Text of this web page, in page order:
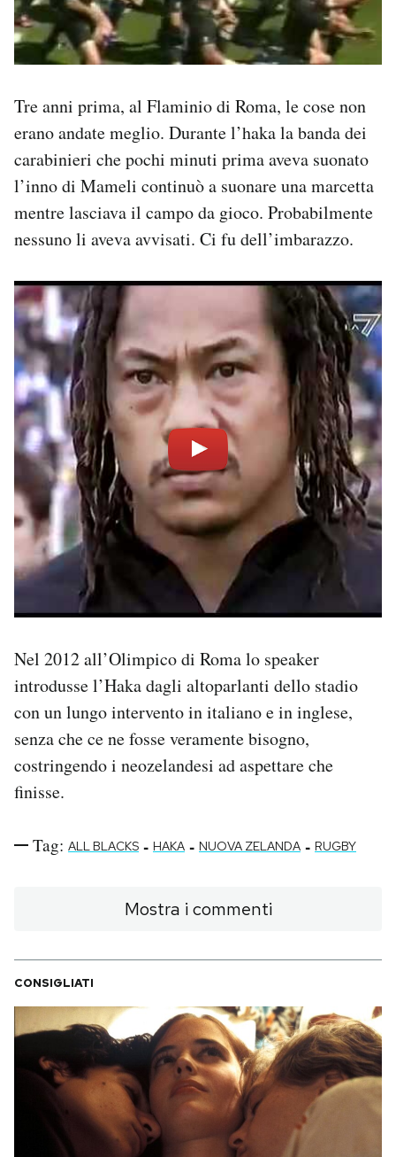
Tre anni prima, al Flaminio di Roma, le cose non
erano andate meglio. Durante l’haka la banda dei
carabinieri che pochi minuti prima aveva suonato
l’inno di Mameli continuò a suonare una marcetta
mentre lasciava il campo da gioco. Probabilmente
nessuno li aveva avvisati. Ci fu dell’imbarazzo.
Nel 2012 all’Olimpico di Roma lo speaker
introdusse l’Haka dagli altoparlanti dello stadio
con un lungo intervento in italiano e in inglese,
senza che ce ne fosse veramente bisogno,
costringendo i neozelandesi ad aspettare che
finisse.
Tag: ALL BLACKS - HAKA - NUOVA ZELANDA - RUGBY
Mostra i commenti
CONSIGLIATI